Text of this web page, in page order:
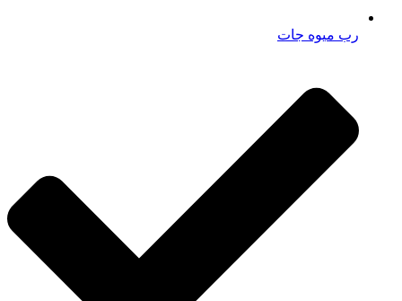
رب میوه جات